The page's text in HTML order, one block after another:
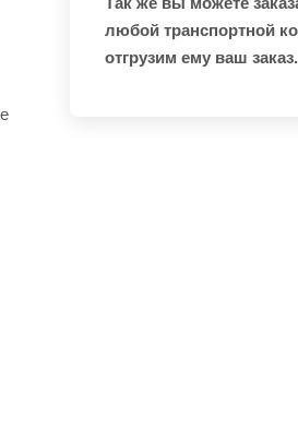
любой транспортной
отгрузим ему ваш заказ.